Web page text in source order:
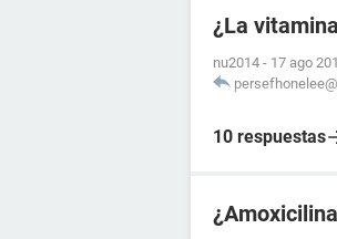
¿La
nu2014 - 17 ago
10 respuestas